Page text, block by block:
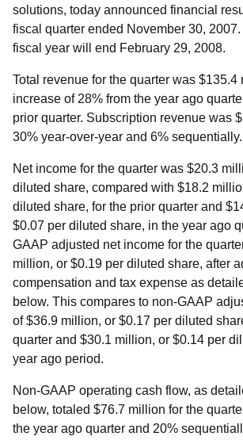
solutions, today announced financial
fiscal quarter ended November 30,
fiscal year will end February 29, 2008.
Total revenue for the quarter was $135.4
increase of 28% from the year ago
prior quarter. Subscription revenue was
30% year-over-year and 6% sequentially.
Net income for the quarter was $20.3
diluted share, compared with $18.2
diluted share, for the prior quarter and
$0.07 per diluted share, in the year ago
GAAP adjusted net income for the
million, or $0.19 per diluted share, after
compensation and tax expense as
below. This compares to non-GAAP
of $36.9 million, or $0.17 per diluted
quarter and $30.1 million, or $0.14 per
year ago period.
Non-GAAP operating cash flow, as
below, totaled $76.7 million for the
the year ago quarter and 20%